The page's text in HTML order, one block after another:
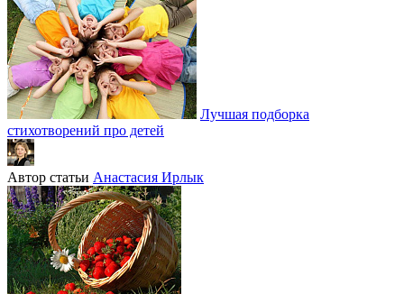
Лучшая подборка
стихотворений про детей
Автор статьи Анастасия Ирлык